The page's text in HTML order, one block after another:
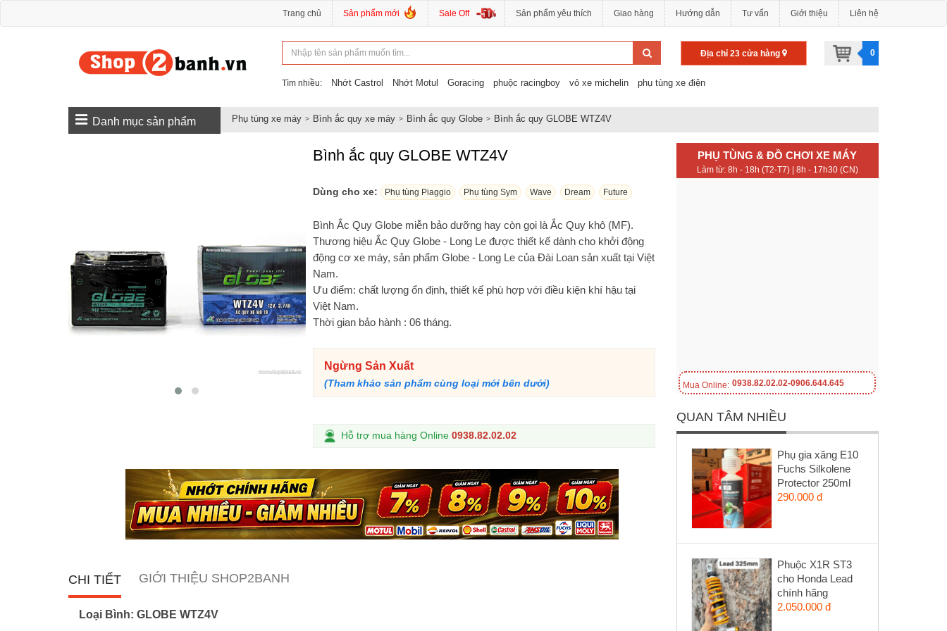
Trang chủ Sản phẩm mới Sale Off Sản phẩm yêu thích Giao hàng Hướng dẫn Tư vấn Giới thiệu Liên hệ
Tìm nhiều: Nhớt Castrol Nhớt Motul Goracing phuộc racingboy vỏ xe michelin phụ tùng xe điện
Địa chỉ 23 cửa hàng 0
Phụ tùng xe máy Bình ắc quy xe máy Bình ắc quy Globe Bình ắc quy GLOBE WTZ4V
Danh mục sản phẩm
Bình ắc quy GLOBE WTZ4V
Dùng cho xe: Phụ tùng Piaggio Phụ tùng Sym Wave Dream Future
Bình Ắc Quy Globe miễn bảo dưỡng hay còn gọi là Ắc Quy khô (MF).
Thương hiệu Ắc Quy Globe - Long Le được thiết kế dành cho khởi động
động cơ xe máy, sản phẩm Globe - Long Le của Đài Loan sản xuất tại Việt
Nam.
Ưu điểm: chất lượng ổn định, thiết kế phù hợp với điều kiện khí hậu tại
Việt Nam.
Thời gian bảo hành : 06 tháng.
Ngừng Sản Xuất
(Tham khảo sản phẩm cùng loại mới bên dưới)
Hỗ trợ mua hàng Online 0938.82.02.02
CHI TIẾT GIỚI THIỆU SHOP2BANH
Loại Bình: GLOBE WTZ4V
PHỤ TÙNG & ĐỒ CHƠI XE MÁY
Làm từ: 8h - 18h (T2-T7) | 8h - 17h30 (CN)
Mua Online: 0938.82.02.02-0906.644.645
QUAN TÂM NHIỀU
Phụ gia xăng E10
Fuchs Silkolene
Protector 250ml
290.000 đ
Phuộc X1R ST3
cho Honda Lead
chính hãng
2.050.000 đ